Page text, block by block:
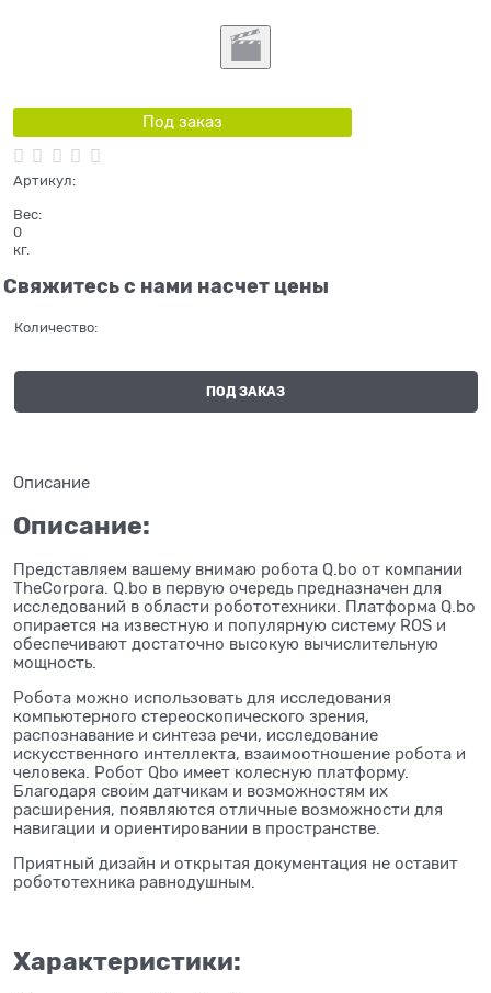
Под заказ
Артикул:
Вес:
0
кг.
Свяжитесь с нами насчет цены
Количество:
ПОД ЗАКАЗ
Описание
Описание:
Представляем вашему внимаю робота Q.bo от компании
TheCorpora. Q.bo в первую очередь предназначен для
исследований в области робототехники. Платформа Q.bo
опирается на известную и популярную систему ROS и
обеспечивают достаточно высокую вычислительную
мощность.
Робота можно использовать для исследования
компьютерного стереоскопического зрения,
распознавание и синтеза речи, исследование
искусственного интеллекта, взаимоотношение робота и
человека. Робот Qbo имеет колесную платформу.
Благодаря своим датчикам и возможностям их
расширения, появляются отличные возможности для
навигации и ориентировании в пространстве.
Приятный дизайн и открытая документация не оставит
робототехника равнодушным.
Характеристики: